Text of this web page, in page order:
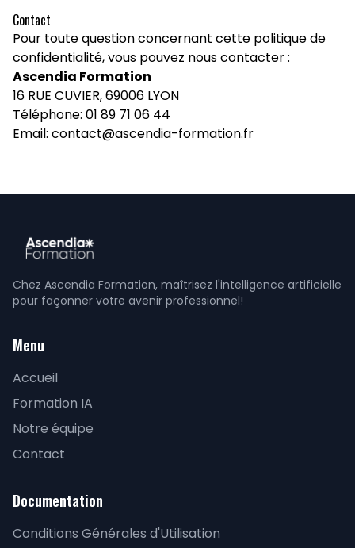
Contact
Pour toute question concernant cette politique de
confidentialité, vous pouvez nous contacter :
Ascendia Formation
16 RUE CUVIER, 69006 LYON
Téléphone: 01 89 71 06 44
Email: contact@ascendia-formation.fr
Chez Ascendia Formation, maîtrisez l'intelligence artificielle
pour façonner votre avenir professionnel!
Menu
Accueil
Formation IA
Notre équipe
Contact
Documentation
Conditions Générales d'Utilisation